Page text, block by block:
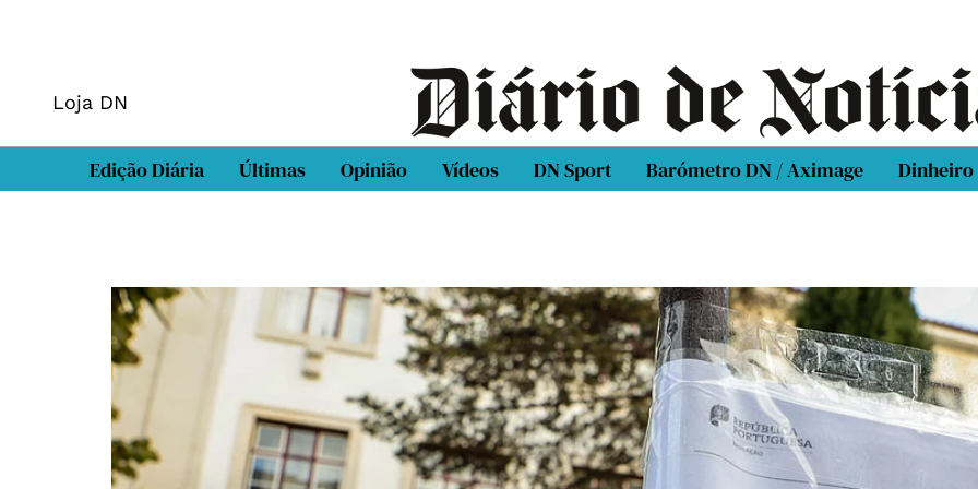
Loja DN
Edição Diária Últimas Opinião Vídeos DN Sport Barómetro DN / Aximage Dinheiro